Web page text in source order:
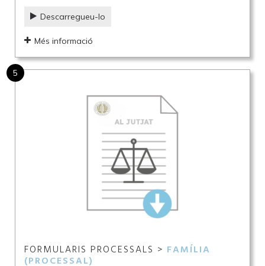
Descarregueu-lo
Més informació
5
FORMULARIS PROCESSALS > FAMÍLIA
(PROCESSAL)